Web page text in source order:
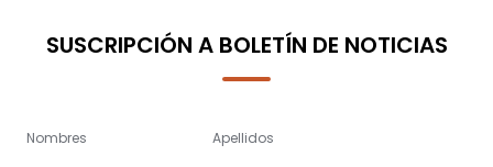
SUSCRIPCIÓN A BOLETÍN DE NOTICIAS
Nombres Apellidos